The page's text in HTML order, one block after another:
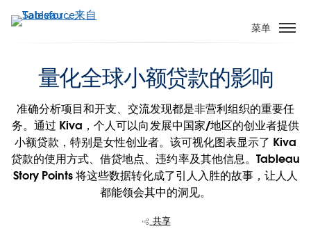
转
菜单
量化全球小额贷款的影响
准确分析项目和开支、交流发现都是非营利组织的重要任
务。通过 Kiva，个人可以向发展中国家/地区的创业者提供
小额贷款，特别是女性创业者。该可视化图表显示了 Kiva
贷款的使用方式、借贷地点、违约率及其他信息。Tableau
Story Points 将这些数据转化成了引人入胜的故事，让人人
都能领会其中的洞见。
共享